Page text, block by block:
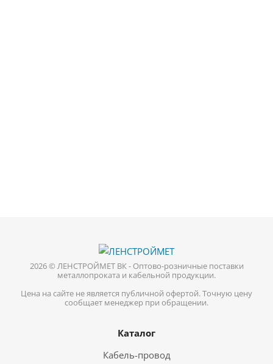
2026 © ЛЕНСТРОЙМЕТ ВК - Оптово-розничные поставки
металлопроката и кабельной продукции.
Цена на сайте не является публичной офертой. Точную цену
сообщает менеджер при обращении.
Каталог
Кабель-провод